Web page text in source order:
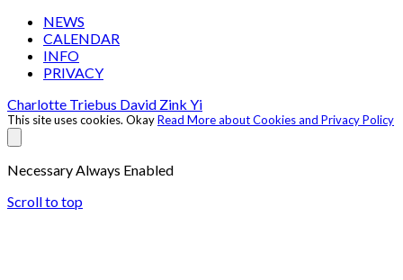
NEWS
CALENDAR
INFO
PRIVACY
Charlotte Triebus David Zink Yi
This site uses cookies. OkayRead More about Cookies and Privacy Policy
NecessaryAlways Enabled
Scroll to top